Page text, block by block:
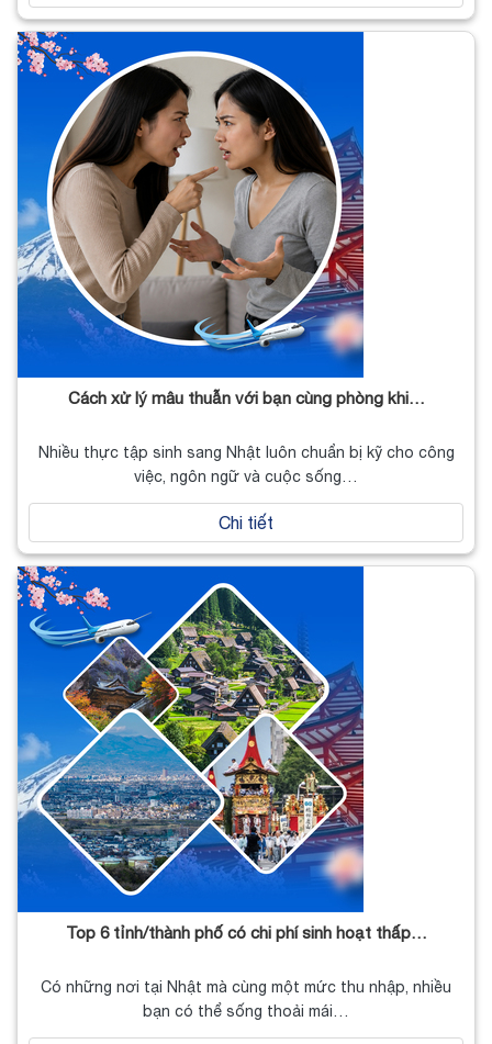
Cách xử lý mâu thuẫn với bạn cùng phòng khi…
Nhiều thực tập sinh sang Nhật luôn chuẩn bị kỹ cho công
việc, ngôn ngữ và cuộc sống…
Chi tiết
Top 6 tỉnh/thành phố có chi phí sinh hoạt thấp…
Có những nơi tại Nhật mà cùng một mức thu nhập, nhiều
bạn có thể sống thoải mái…